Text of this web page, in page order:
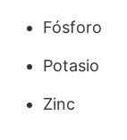
Fósforo
Potasio
Zinc